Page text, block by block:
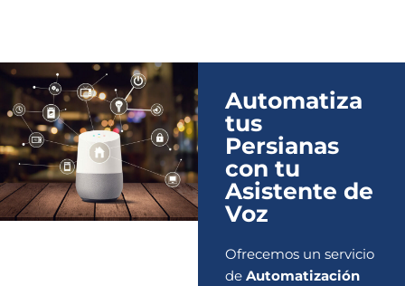
Automatiza
tus
Persianas
con tu
Asistente de
Voz
Ofrecemos un servicio
de Automatización